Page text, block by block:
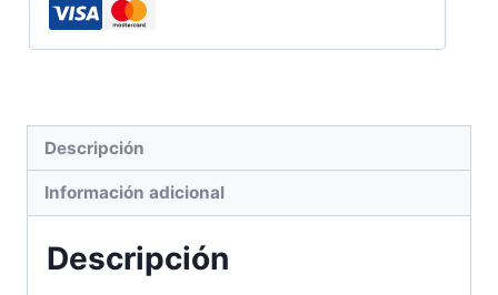
Descripción
Información adicional
Descripción